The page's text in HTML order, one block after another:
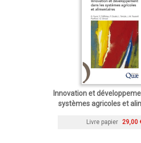
Innovation et
systèmes agricoles et
Livre papier 29,00